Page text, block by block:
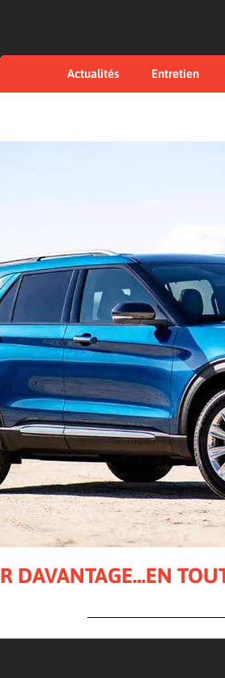
Actualités Entretien
DAVANTAGE…EN